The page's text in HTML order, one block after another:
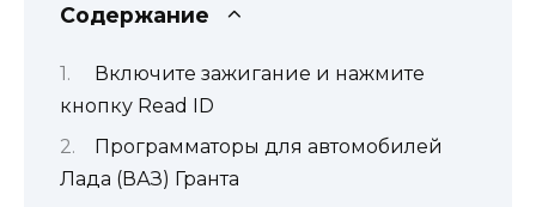
Содержание
Включите зажигание и нажмите
кнопку Read ID
Программаторы для автомобилей
Лада (ВАЗ) Гранта